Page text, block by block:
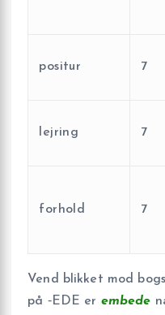
positur 7
lejring 7
forhold 7
Vend blikket mod
på ‑EDE er embede